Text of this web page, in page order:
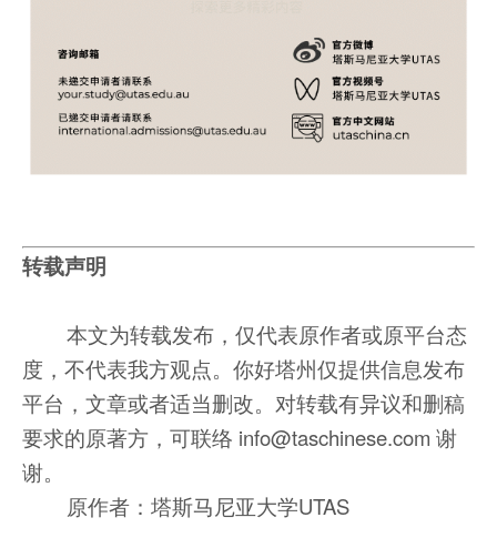
转载声明
本文为转载发布，仅代表原作者或原平台态
度，不代表我方观点。你好塔州仅提供信息发布
平台，文章或者适当删改。对转载有异议和删稿
要求的原著方，可联络 info@taschinese.com 谢
谢。
原作者：塔斯马尼亚大学UTAS